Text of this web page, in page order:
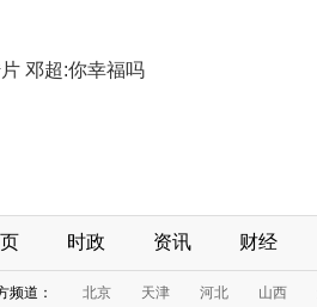
邓超:你幸福吗
时政 资讯 财经
频道： 北京 天津 河北 山西